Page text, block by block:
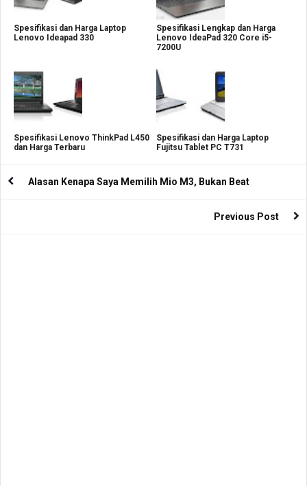
Spesifikasi dan Harga Laptop
Lenovo Ideapad 330
Spesifikasi Lengkap dan Harga
Lenovo IdeaPad 320 Core i5-
7200U
Spesifikasi Lenovo ThinkPad L450
dan Harga Terbaru
Spesifikasi dan Harga Laptop
Fujitsu Tablet PC T731
Alasan Kenapa Saya Memilih Mio M3, Bukan Beat
Previous Post